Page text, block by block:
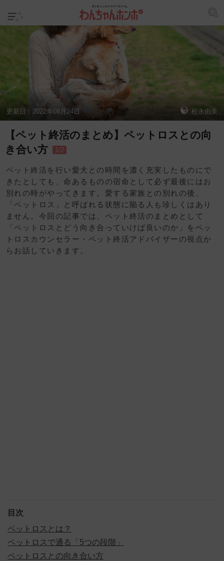
更新日： 2022年08月24日 松永由美
【ペット終活のまとめ】ペットロスとの向
き合い方
1/2
ペット終活を行い愛犬との時間を濃く充実したものにで
きたとしても、命あるものの宿命として必ず最後にはお
別れの時がやってきます。愛する家族との別れの後、
「ペットロス」と呼ばれる状態に陥る人も珍しくはあり
ません。今回の記事では、ペット終活のまとめとして
「ペットロスとどう向き合っていけば良いのか」をペッ
トロスカウンセラー・ペット終活アドバイザーの視点か
らお話していきます。
目次
ペットロスとは？
ペットロスで通る「5つの段階」
ペットロスとの向き合い方